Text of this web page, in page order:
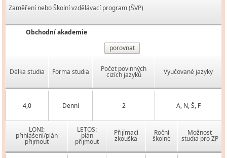
Zaměření nebo Školní vzdělávací program (ŠVP)
Obchodní akademie
porovnat
Délka studia Forma studia Počet povinných
cizích jazyků Vyučované jazyky
4,0 Denní 2 A, N, Š, F
LONI:
přihlášení/plán
přijmout
LETOS:
plán
přijmout
Přijímací
zkouška
Roční
školné
Možnost
studia pro ZP